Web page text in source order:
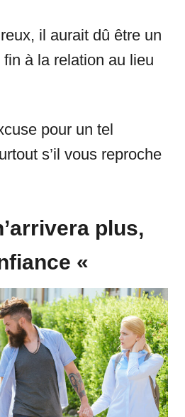
il aurait dû être un
à la relation au lieu
pour un tel
s’il vous reproche
plus,
«